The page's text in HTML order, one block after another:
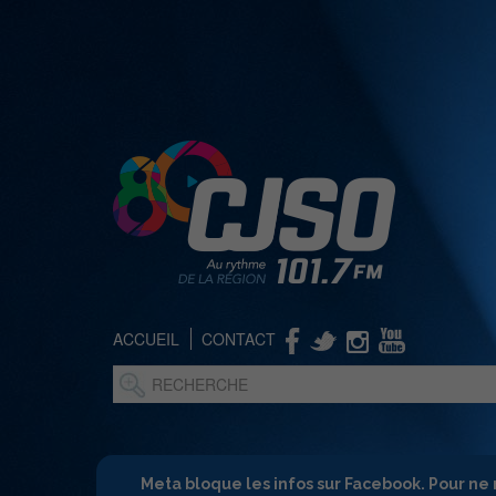
ACCUEIL CONTACT
Meta bloque les infos sur Facebook. Pour